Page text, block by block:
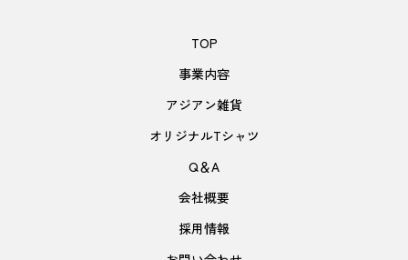
TOP
事業内容
アジアン雑貨
オリジナルTシャツ
Q＆A
会社概要
採用情報